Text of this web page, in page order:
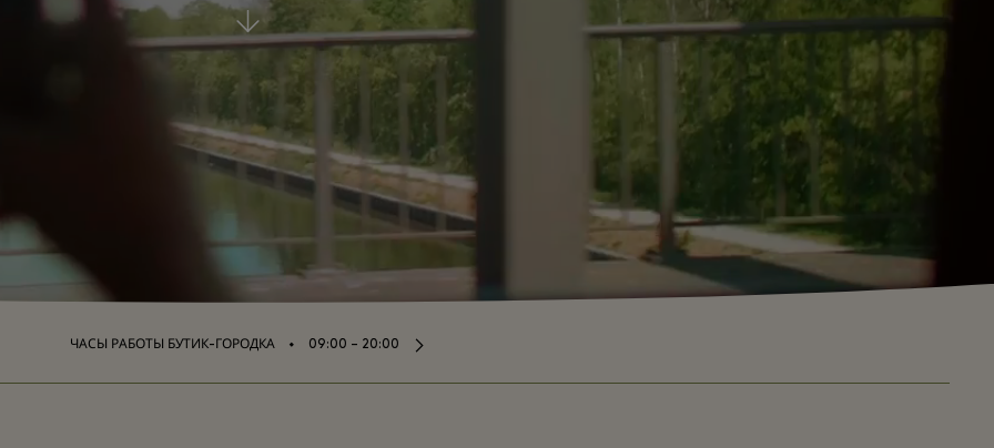
ЧАСЫ РАБОТЫ БУТИК-ГОРОДКА ⬩ 09:00 – 20:00